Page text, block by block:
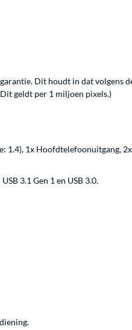
Dit houdt in dat volgens
geldt per 1 miljoen pixels.)
1x Hoofdtelefoonuitgang, 2x
3.1 Gen 1 en USB 3.0.